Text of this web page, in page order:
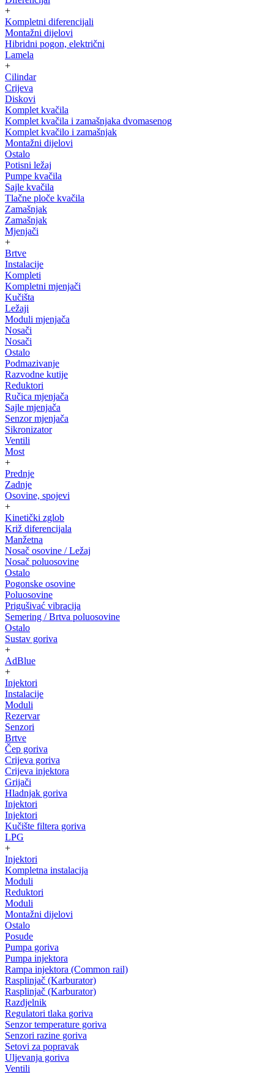
+
Kompletni diferencijali
Montažni dijelovi
Hibridni pogon, električni
Lamela
+
Cilindar
Crijeva
Diskovi
Komplet kvačila
Komplet kvačila i zamašnjaka dvomasenog
Komplet kvačilo i zamašnjak
Montažni dijelovi
Ostalo
Potisni ležaj
Pumpe kvačila
Sajle kvačila
Tlačne ploče kvačila
Zamašnjak
Zamašnjak
Mjenjači
+
Brtve
Instalacije
Kompleti
Kompletni mjenjači
Kučišta
Ležaji
Moduli mjenjača
Nosači
Nosači
Ostalo
Podmazivanje
Razvodne kutije
Reduktori
Ručica mjenjača
Sajle mjenjača
Senzor mjenjača
Sikronizator
Ventili
Most
+
Prednje
Zadnje
Osovine, spojevi
+
Kinetički zglob
Križ diferencijala
Manžetna
Nosač osovine / Ležaj
Nosač poluosovine
Ostalo
Pogonske osovine
Poluosovine
Prigušivać vibracija
Semering / Brtva poluosovine
Ostalo
Sustav goriva
+
AdBlue
+
Injektori
Instalacije
Moduli
Rezervar
Senzori
Brtve
Čep goriva
Crijeva goriva
Crijeva injektora
Grijači
Hladnjak goriva
Injektori
Injektori
Kučište filtera goriva
LPG
+
Injektori
Kompletna instalacija
Moduli
Reduktori
Moduli
Montažni dijelovi
Ostalo
Posude
Pumpa goriva
Pumpa injektora
Rampa injektora (Common rail)
Rasplinjač (Karburator)
Rasplinjač (Karburator)
Razdjelnik
Regulatori tlaka goriva
Senzor temperature goriva
Senzori razine goriva
Setovi za popravak
Uljevanja goriva
Ventili